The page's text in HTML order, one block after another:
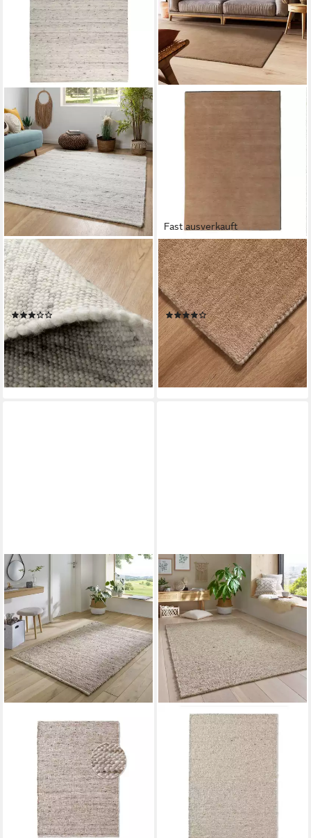
STEFFENSMEIER
Wollteppich Kos, Rechteckig,
Handwebteppich, Handweb
Teppich, reine Schurwolle
(6)
ab 54,90 € 89,90 €
-39%
lieferbar - in 2-3 Werktagen bei dir
Fast ausverkauft
STEFFENSMEIER
Wollteppich Nomade,
Rechteckig, Gabbeh, 100 %
Schurwolle
(30)
ab 49,90 € 129,90 €
-62%
lieferbar - in 2-3 Werktagen bei dir
+6